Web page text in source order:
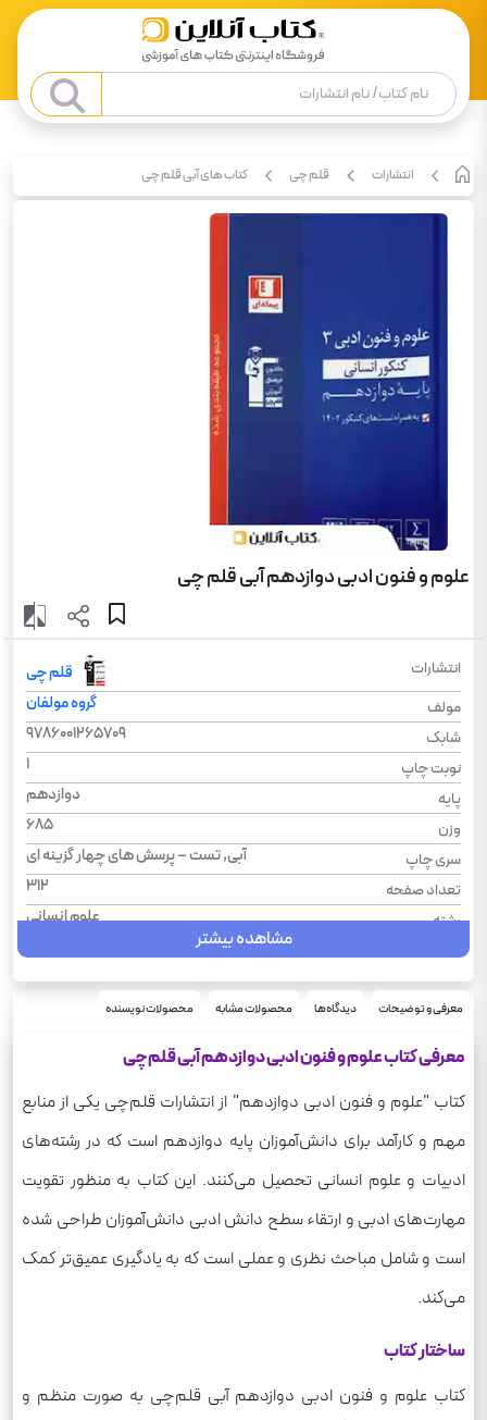
انتشارات قلم چی کتاب های آبی قلم چی
علوم و فنون ادبی دوازدهم آبی قلم چی
انتشارات
قلم چی
مولف
گروه مولفان
شابک
9786001265709
نوبت چاپ
1
پایه
دوازدهم
وزن
685
سری چاپ
آبی, تست – پرسش های چهار گزینه ای
تعداد صفحه
312
رشته
علوم انسانی
نوع جلد
شومیز
سری
مجموعه طبقه‌بندی شده
قطع
درس
علوم و فنون‌ ادبی
مشاهده بیشتر
معرفی و توضیحات دیدگاه‌ها محصولات مشابه محصولات نویسنده
معرفی کتاب علوم و فنون ادبی دوازدهم آبی قلم‌چی
کتاب "علوم و فنون ادبی دوازدهم" از انتشارات قلم‌چی یکی از منابع
مهم و کارآمد برای دانش‌آموزان پایه دوازدهم است که در رشته‌های
ادبیات و علوم انسانی تحصیل می‌کنند. این کتاب به منظور تقویت
مهارت‌های ادبی و ارتقاء سطح دانش ادبی دانش‌آموزان طراحی شده
است و شامل مباحث نظری و عملی است که به یادگیری عمیق‌تر کمک
می‌کند.
ساختار کتاب
کتاب علوم و فنون ادبی دوازدهم آبی قلم‌چی به صورت منظم و